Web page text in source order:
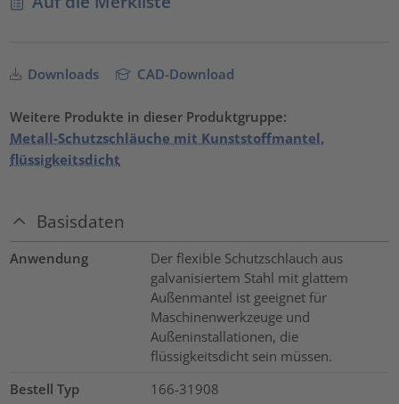
Downloads CAD-Download
Weitere Produkte in dieser Produktgruppe:
Metall-Schutzschläuche mit Kunststoffmantel,
flüssigkeitsdicht
Basisdaten
Anwendung
Der flexible Schutzschlauch aus
galvanisiertem Stahl mit glattem
Außenmantel ist geeignet für
Maschinenwerkzeuge und
Außeninstallationen, die
flüssigkeitsdicht sein müssen.
Bestell Typ
166-31908